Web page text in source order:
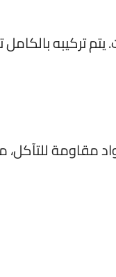
تركيبه
مقاومة للتآكل،